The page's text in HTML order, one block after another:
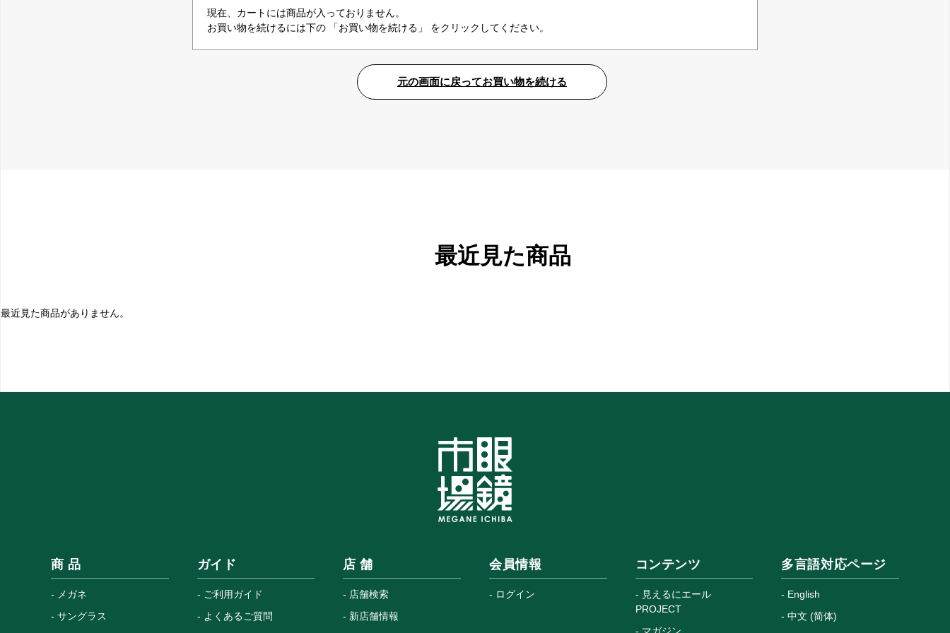
現在、カートには商品が入っておりません。
お買い物を続けるには下の 「お買い物を続ける」 をクリックしてください。
最近見た商品
最近見た商品がありません。
商 品
メガネ
サングラス
ガイド
ご利用ガイド
よくあるご質問
店 舗
店舗検索
新店舗情報
会員情報
ログイン
コンテンツ
見えるにエール
PROJECT
多言語対応ページ
English
中文 (简体)